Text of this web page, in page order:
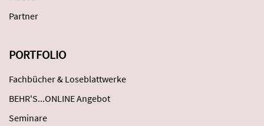
Partner
PORTFOLIO
Fachbücher & Loseblattwerke
BEHR'S...ONLINE Angebot
Seminare